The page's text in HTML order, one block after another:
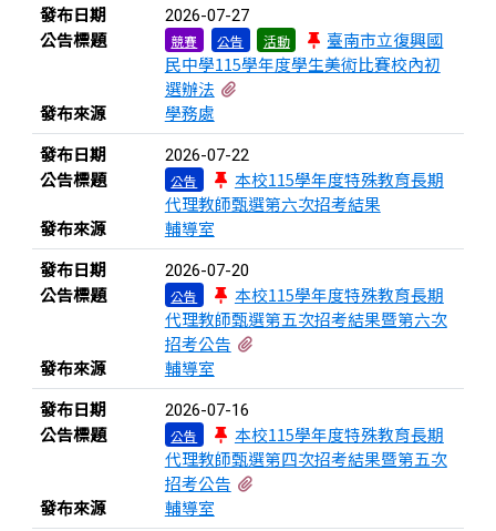
發布日期
2026-07-27
公告標題 競賽 公告 活動
臺南市立復興國
民中學115學年度學生美術比賽校內初
選辦法
發布來源
學務處
發布日期
2026-07-22
公告標題 公告
本校115學年度特殊教育長期
代理教師甄選第六次招考結果
發布來源
輔導室
發布日期
2026-07-20
公告標題 公告
本校115學年度特殊教育長期
代理教師甄選第五次招考結果暨第六次
招考公告
發布來源
輔導室
發布日期
2026-07-16
公告標題 公告
本校115學年度特殊教育長期
代理教師甄選第四次招考結果暨第五次
招考公告
發布來源
輔導室